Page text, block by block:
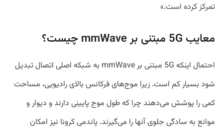
تمرکز کرده است.»
معایب 5G مبتنی بر mmWave چیست؟
احتمال اینکه 5G مبتنی بر mmWave به شبکه اصلی اتصال تبدیل
شود بسیار کم است. زیرا موج‌های فرکانس بالای رادیویی، مساحت
کمی را پوشش می‌دهند چرا که طول موج پایینی دارند و دیوار و
موانع به سادگی جلوی آنها را می‌گیرند. پاندمی کرونا نیز امکان